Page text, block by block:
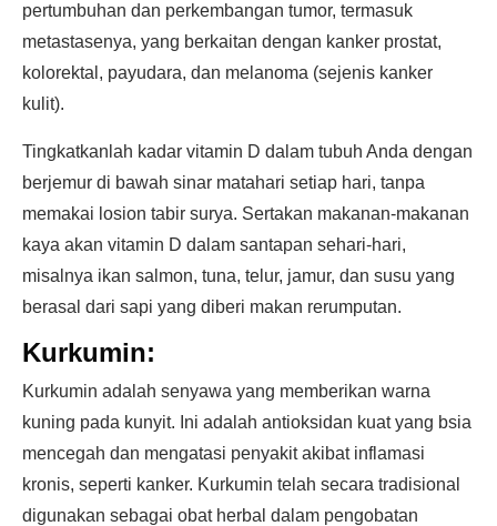
pertumbuhan dan perkembangan tumor, termasuk
metastasenya, yang berkaitan dengan kanker prostat,
kolorektal, payudara, dan melanoma (sejenis kanker
kulit).
Tingkatkanlah kadar vitamin D dalam tubuh Anda dengan
berjemur di bawah sinar matahari setiap hari, tanpa
memakai losion tabir surya. Sertakan makanan-makanan
kaya akan vitamin D dalam santapan sehari-hari,
misalnya ikan salmon, tuna, telur, jamur, dan susu yang
berasal dari sapi yang diberi makan rerumputan.
Kurkumin:
Kurkumin adalah senyawa yang memberikan warna
kuning pada kunyit. Ini adalah antioksidan kuat yang bsia
mencegah dan mengatasi penyakit akibat inflamasi
kronis, seperti kanker. Kurkumin telah secara tradisional
digunakan sebagai obat herbal dalam pengobatan